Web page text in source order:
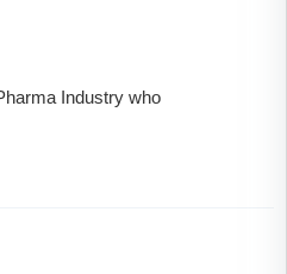
Industry who